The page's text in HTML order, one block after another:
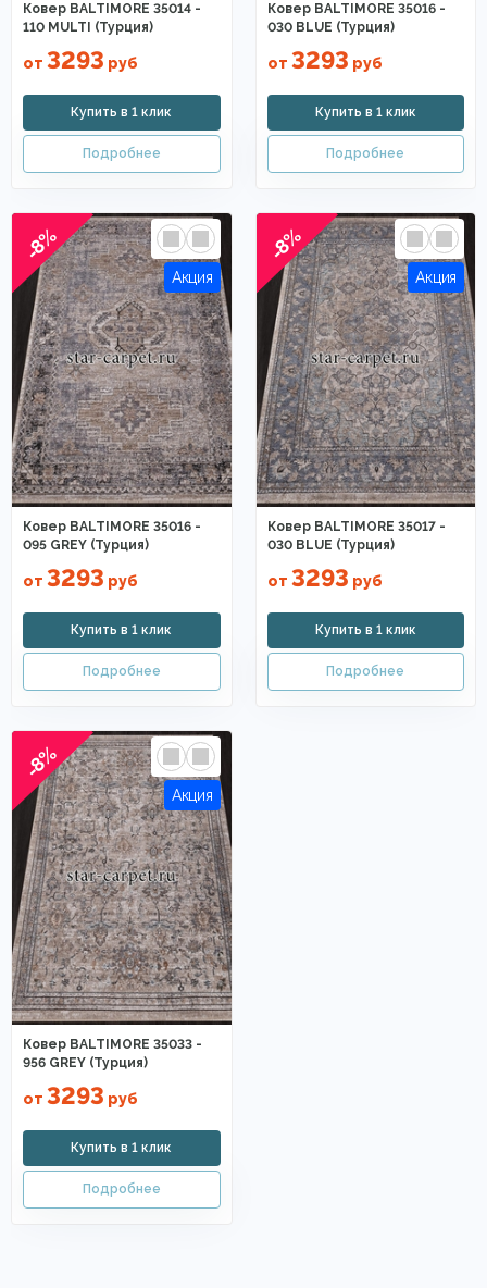
Ковер BALTIMORE 35014 -
110 MULTI (Турция)
от 3293 руб
Ковер BALTIMORE 35016 -
030 BLUE (Турция)
от 3293 руб
-8%
Ковер BALTIMORE 35016 -
095 GREY (Турция)
от 3293 руб
-8%
Ковер BALTIMORE 35017 -
030 BLUE (Турция)
от 3293 руб
-8%
Ковер BALTIMORE 35033 -
956 GREY (Турция)
от 3293 руб